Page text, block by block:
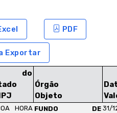
PDF
Exportar
do
Órgão
Objeto
HORA FUNDO DE 31/